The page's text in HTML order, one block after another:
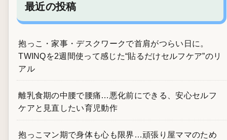
最近の投稿
抱っこ・家事・デスクワークで首肩がつらい日に。
TWINQを2週間使って感じた“貼るだけセルフケア”のリ
アル
離乳食期の中腰で腰痛…悪化前にできる、安心セルフ
ケアと見直したい育児動作
抱っこマン期で身体も心も限界…頑張り屋ママのため